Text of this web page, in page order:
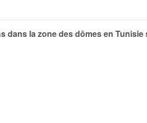
dans la zone des dômes en